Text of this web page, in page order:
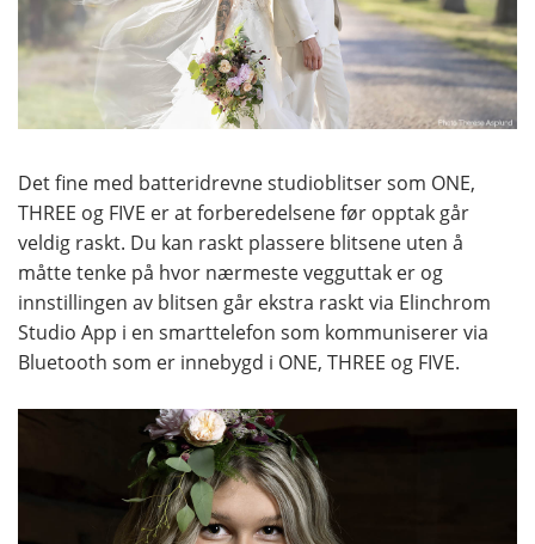
Det fine med batteridrevne studioblitser som ONE,
THREE og FIVE er at forberedelsene før opptak går
veldig raskt. Du kan raskt plassere blitsene uten å
måtte tenke på hvor nærmeste vegguttak er og
innstillingen av blitsen går ekstra raskt via Elinchrom
Studio App i en smarttelefon som kommuniserer via
Bluetooth som er innebygd i ONE, THREE og FIVE.